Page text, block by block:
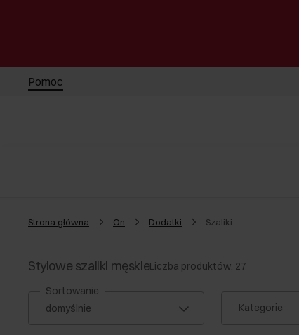
Pomoc
Strona główna On Dodatki Szaliki
Stylowe szaliki męskieLiczba produktów: 27
Sortowanie
Kategorie